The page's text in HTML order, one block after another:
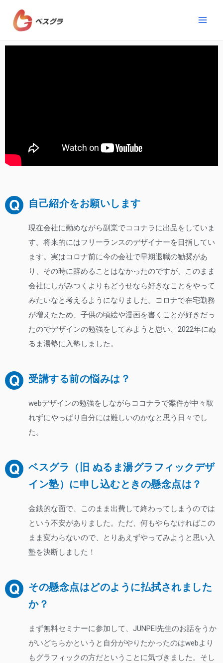
自己紹介をお願いします
現在会社に勤めながら副業でココナラに出品をしていま
す。将来的にはフリーランスのデザイナーを目指してい
ます。実はコロナ前に今の会社で早期退職の勧奨があ
り、その時に辞めることはなかったのですが、このまま
会社にしがみつくよりもどうせなら好きなことをやって
みたいなと考えるようになりました。コロナで在宅勤務
が増えたため、子供の頃絵や漫画を書くことが好きだっ
たのでデザインの勉強をしてみようと思い、2022年にぬ
るま湯塾に入塾しました。
受講する前の悩みは？
webデザインの勉強をしながらココナラで案件が中々取
れずにやっぱり自分には難しいのかなと思う日々でし
た。
ベスグラ（旧 ぬるま湯グラフィックデザ
イン塾）に申し込むときの懸念点は？
金銭的な面で、このまま出費して終わってしまうのでは
という不安がありました。ただ、何もやらなければこの
まま変わらないので、とりあえずやってみようと思い入
塾を決断しました！
その懸念点はどのように払拭されました
か？
まず無料セミナーに参加して、JUNPEI先生のお話をうか
がいどちらかというと自分がやりたかったのはwebより
もグラフィックの方だということに気づきました。そし